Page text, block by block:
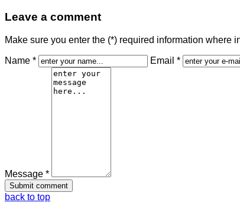
Leave a comment
Make sure you enter the (*) required information where
Name * Email *
Message *
back to top